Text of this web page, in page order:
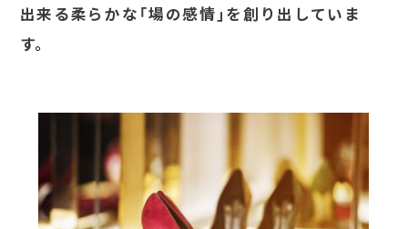
出来る柔らかな「場の感情」を創り出していま
す。